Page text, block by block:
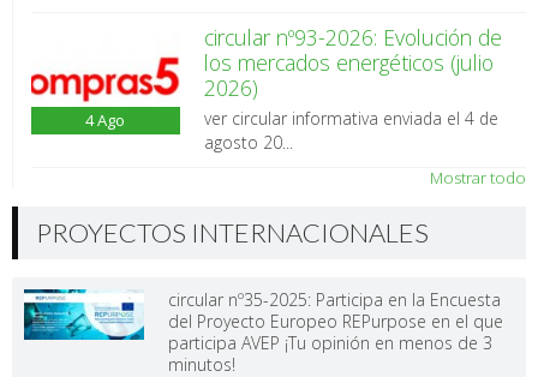
4Ago
circular nº93-2026: Evolución de
los mercados energéticos (julio
2026)
ver circular informativa enviada el 4 de
agosto 20...
Mostrar todo
PROYECTOS INTERNACIONALES
circular nº35-2025: Participa en la Encuesta
del Proyecto Europeo REPurpose en el que
participa AVEP ¡Tu opinión en menos de 3
minutos!